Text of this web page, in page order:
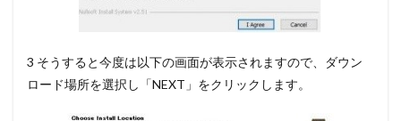
ェー
ドイ
フェ
3 そうすると今度は以下の画面が表示されますので、
ダウン
ロード場所を選択し「NEXT」 をクリックします。